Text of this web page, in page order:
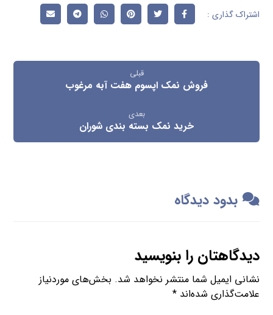
قبلی
فروش نمک اپسوم هفت آبه مرغوب
بعدی
خرید نمک بسته بندی شوران
بدود دیدگاه
دیدگاهتان را بنویسید
نشانی ایمیل شما منتشر نخواهد شد. بخش‌های موردنیاز
علامت‌گذاری شده‌اند*